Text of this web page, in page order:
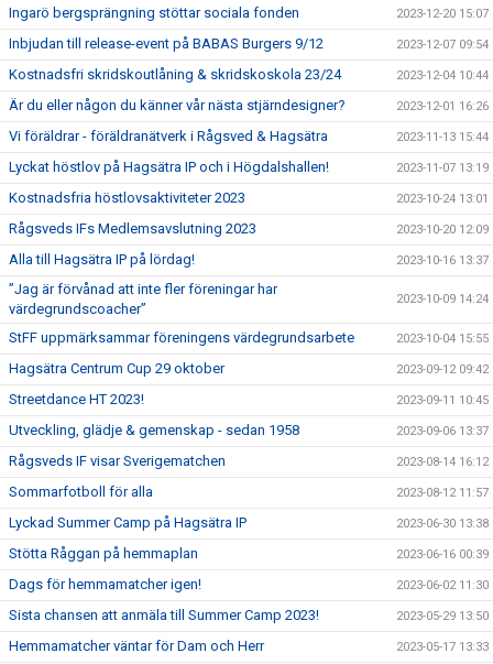
Ingarö bergsprängning stöttar sociala fonden 2023-12-20 15:07
Inbjudan till release-event på BABAS Burgers 9/12 2023-12-07 09:54
Kostnadsfri skridskoutlåning & skridskoskola 23/24 2023-12-04 10:44
Är du eller någon du känner vår nästa stjärndesigner? 2023-12-01 16:26
Vi föräldrar - föräldranätverk i Rågsved & Hagsätra 2023-11-13 15:44
Lyckat höstlov på Hagsätra IP och i Högdalshallen! 2023-11-07 13:19
Kostnadsfria höstlovsaktiviteter 2023 2023-10-24 13:01
Rågsveds IFs Medlemsavslutning 2023 2023-10-20 12:09
Alla till Hagsätra IP på lördag! 2023-10-16 13:37
”Jag är förvånad att inte fler föreningar har
värdegrundscoacher”
2023-10-09 14:24
StFF uppmärksammar föreningens värdegrundsarbete 2023-10-04 15:55
Hagsätra Centrum Cup 29 oktober 2023-09-12 09:42
Streetdance HT 2023! 2023-09-11 10:45
Utveckling, glädje & gemenskap - sedan 1958 2023-09-06 13:37
Rågsveds IF visar Sverigematchen 2023-08-14 16:12
Sommarfotboll för alla 2023-08-12 11:57
Lyckad Summer Camp på Hagsätra IP 2023-06-30 13:38
Stötta Råggan på hemmaplan 2023-06-16 00:39
Dags för hemmamatcher igen! 2023-06-02 11:30
Sista chansen att anmäla till Summer Camp 2023! 2023-05-29 13:50
Hemmamatcher väntar för Dam och Herr 2023-05-17 13:33